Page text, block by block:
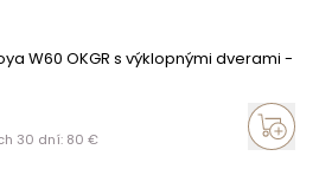
W60 OKGR s výklopnými dverami -
30 dní: 80 €